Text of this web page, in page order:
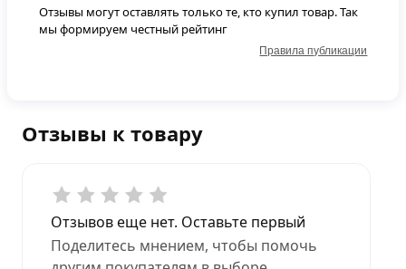
Отзывы к товару
Отзывов еще нет. Оставьте первый
Поделитесь мнением, чтобы помочь
Отзывы могут оставлять только те, кто купил товар. Так
мы формируем честный рейтинг
Правила публикации